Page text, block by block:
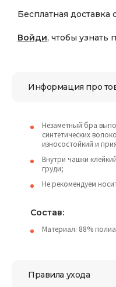
Бесплатная доставка
Войди, чтобы узнать
Информация про
Незаметный бра
синтетических
износостойкий и
Внутри чашки
груди;
Не рекомендуем
Состав:
Материал: 88%
Правила ухода